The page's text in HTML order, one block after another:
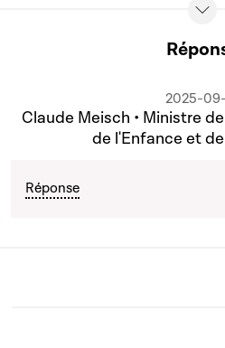
2025-
Claude Meisch • Ministre
de l'Enfance et
Réponse